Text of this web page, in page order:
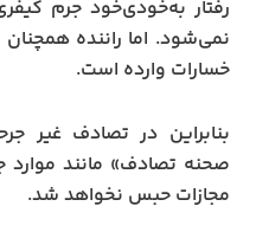
رفتار به‌خودی‌خود جرم
نمی‌شود. اما راننده
خسارات وارده است.
بنابراین در تصادف غیر
صحنه تصادف» مانند
مجازات حبس نخواهد شد.